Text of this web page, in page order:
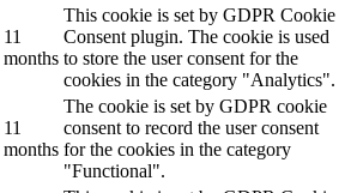
11
months
This cookie is set by GDPR Cookie
Consent plugin. The cookie is used
to store the user consent for the
cookies in the category "Analytics".
11
months
The cookie is set by GDPR cookie
consent to record the user consent
for the cookies in the category
"Functional".